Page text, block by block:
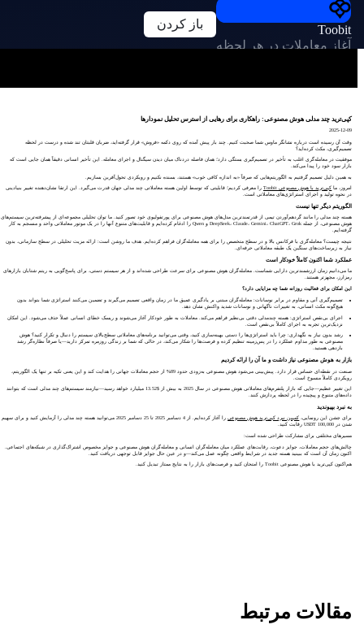
Toobit
آغاز معاملات در هر لحظه
باز کردن
کپی‌ترید چند مدلی هوش مصنوعی: راهکاری برای رهایی از استرس تحلیل نمودارها
2025-12-09
وقت آن رسیده است درباره نشانگر ماوس شما صحبت کنیم. چند بار پیش آمده که روی دکمه «فروش» قرار گرفته‌اید، ضربان قلبتان تند شده و درست در لحظه
تصمیم‌گیری، مکث کرده‌اید؟
موفقیت در معامله‌گری اغلب به تأخیر در تصمیم‌گیری بستگی دارد؛ همان فاصله دردناک میان دیدن سیگنال و اجرای معامله. این تأخیر انسانی دقیقاً همان جایی است که
بازار سود خود را پیدا می‌کند.
به همین دلیل تصمیم گرفتیم به الگوریتم‌هایی که صرفاً «به اندازه کافی خوب» هستند، بسنده نکنیم و رویکردی تحول‌آفرین بسازیم.
امروز، ما کپی‌ترید با هوش مصنوعی Toobit
را معرفی کردیم؛ قابلیتی که توسط اولین هسته معاملاتی چند مدلی جهان قدرت می‌گیرد. این ارتقا نشان‌دهنده تغییر بنیادینی
در نحوه تولید و اجرای استراتژی‌های معاملاتی است.
الگوریتم دیگر تنها نیست
هسته چند مدلی را مانند گردهم‌آوردن تیمی از قدرتمندترین مدل‌های هوش مصنوعی برای پورتفولیوی خود تصور کنید. ما توان تحلیلی مجموعه‌ای از پیشرفته‌ترین سیستم‌های
هوش مصنوعی، از جمله DeepSeek، Claude، Gemini، ChatGPT، Grok و Qwen را ادغام کرده‌ایم و قابلیت‌های متنوع آنها را در یک موتور معاملاتی واحد و منسجم به کار
گرفته‌ایم.
نتیجه چیست؟ معامله‌گری با فرکانس بالا و در سطح متخصص را برای همه معامله‌گران فراهم کرده‌ایم. هدف ما روشن است: ارائه مزیت تحلیلی در سطح سازمانی، بدون
نیاز به زیرساخت‌های سنگین یک طبقه معاملاتی حرفه‌ای.
عملکرد شما اکنون کاملاً خودکار است
ما می‌دانیم زمان ارزشمندترین دارایی شماست. معامله‌گران هوش مصنوعی برای سرعت طراحی شده‌اند و از هر سیستم دستی، برای پاسخ‌گویی به ریتم شتابان بازارهای
رمزارز، مجهزتر هستند.
این امکان برای فعالیت روزانه شما چه مزایایی دارد؟
تصمیم‌گیری آنی و مقاوم در برابر نوسانات: معامله‌گران مبتنی بر یادگیری عمیق ما در زمان واقعی تصمیم می‌گیرند و تضمین می‌کنند استراتژی شما بتواند بدون
هیچ‌گونه مکث انسانی، به تغییرات ناگهانی و نوسانات شدید واکنش نشان دهد.
اجرای بی‌نقص استراتژی: هسته چندمدلی دقتی بی‌نظیر فراهم می‌کند. معاملات به طور خودکار آغاز می‌شوند و ریسک خطای انسانی عملاً حذف می‌شود. این امکان
نزدیک‌ترین تجربه به اجرای کاملاً بی‌نقص است.
رشد بدون نیاز به نگهداری: چرا باید استراتژی‌ها را دستی بهینه‌سازی کنید، وقتی می‌توانید برنامه‌های معاملاتی سطح‌بالای سیستم را دنبال و تکرار کنید؟ هوش
مصنوعی به طور مداوم عملکرد را در پس‌زمینه تنظیم کرده و فرصت‌ها را شکار می‌کند، در حالی که شما بر زندگی روزمره تمرکز دارید—یا صرفاً نظاره‌گر رشد
بازدهی هستید.
بازار به هوش مصنوعی نیاز داشت و ما آن را ارائه کردیم
صنعت در نقطه‌ای حساس قرار دارد. پیش‌بینی می‌شود هوش مصنوعی به‌زودی حدود 89% از حجم معاملات جهانی را هدایت کند و این یعنی تکیه بر تنها یک الگوریتم،
رویکردی کاملاً منسوخ است.
این تغییر عظیم—جایی که بازار پلتفرم‌های معاملاتی هوش مصنوعی در سال 2025 به بیش از $13.52 میلیارد خواهد رسید—نیازمند سیستم‌های چند مدلی است که بتوانند
داده‌های متنوع و پیچیده را در لحظه پردازش کنند.
به نبرد بپیوندید
برای جشن این رونمایی، کمپین نبرد کپی‌ترید هوش مصنوعی
را آغاز کرده‌ایم. از 4 دسامبر 2025 تا 25 دسامبر 2025 می‌توانید هسته چند مدلی را آزمایش کنید و برای سهیم
شدن در 100,000 USDT رقابت کنید.
مسیرهای مختلفی برای مشارکت طراحی شده است:
چالش‌های حجم معاملات، جوایز دعوت، رقابت‌های عملکرد میان معامله‌گران انسانی و معامله‌گران هوش مصنوعی و جوایز مخصوص اشتراک‌گذاری در شبکه‌های اجتماعی.
اکنون زمان آن است که ببینید هسته جدید در شرایط واقعی چگونه عمل می‌کند—و در عین حال جوایز قابل‌ توجهی دریافت کنید.
هم‌اکنون کپی‌ترید با هوش مصنوعی Toobit را امتحان کنید و فرصت‌های بازار را به نتایج ممتاز تبدیل کنید.
مقالات مرتبط